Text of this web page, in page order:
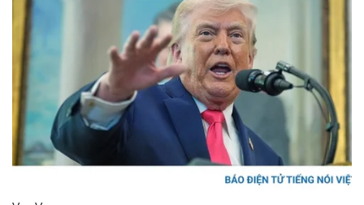
Sức khỏe
Dinh dưỡng - món ngon
Sản phụ khoa
Nhi khoa
Nam khoa
Làm đẹp - giảm cân
Phòng mạch online
Đời sống
Nhà đẹp
Blog
Tình yêu - Gia đình